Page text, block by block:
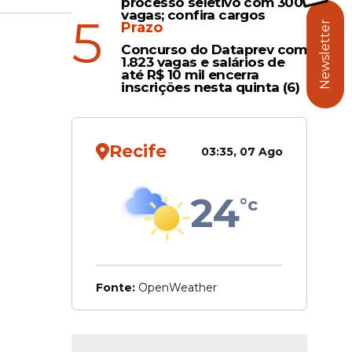
Então,
vagas; confira cargos
5 Prazo
Concurso do Dataprev com
1.823 vagas e salários de
até R$ 10 mil encerra
inscrições nesta quinta (6)
Recife 03:35, 07 Ago
24°c
Fonte: OpenWeather
Newsletter